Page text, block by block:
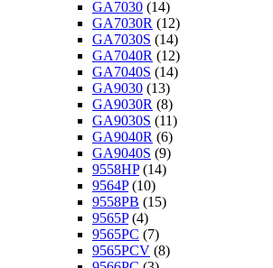
GA7030 (14)
GA7030R (12)
GA7030S (14)
GA7040R (12)
GA7040S (14)
GA9030 (13)
GA9030R (8)
GA9030S (11)
GA9040R (6)
GA9040S (9)
9558HP (14)
9564P (10)
9558PB (15)
9565P (4)
9565PC (7)
9565PCV (8)